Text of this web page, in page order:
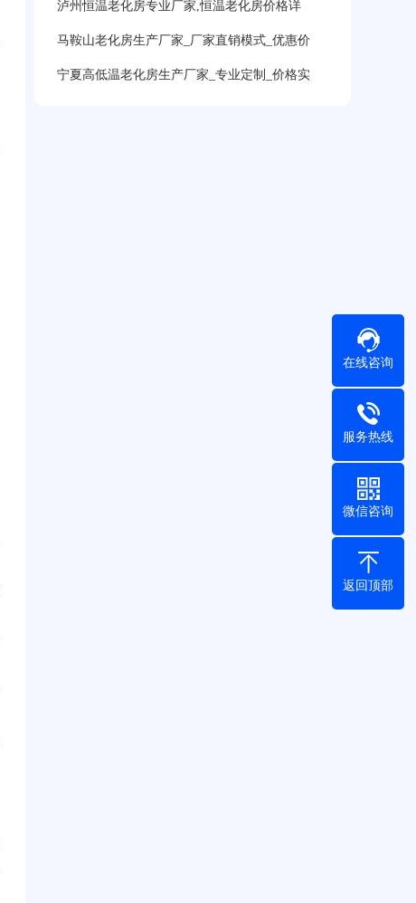
泸州恒温老化房专业厂家,恒温老化房价格详
马鞍山老化房生产厂家_厂家直销模式_优惠价
宁夏高低温老化房生产厂家_专业定制_价格实
在线咨询
服务热线
微信咨询
返回顶部